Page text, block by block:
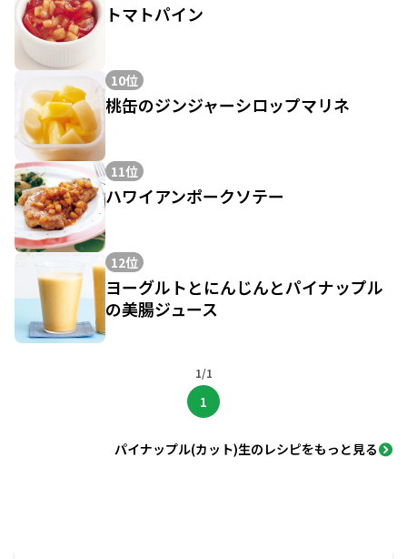
トマトパイン
10位
桃缶のジンジャーシロップマリネ
11位
ハワイアンポークソテー
12位
ヨーグルトとにんじんとパイナップル
の美腸ジュース
1/1
1
パイナップル(カット)生のレシピをもっと見る